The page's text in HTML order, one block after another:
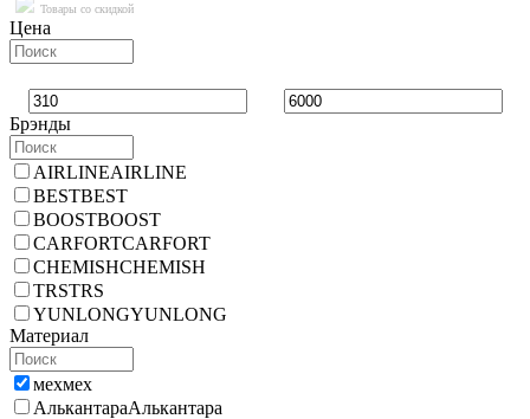
Товары со скидкой
Цена
Брэнды
AIRLINEAIRLINE
BESTBEST
BOOSTBOOST
CARFORTCARFORT
CHEMISHCHEMISH
TRSTRS
YUNLONGYUNLONG
Материал
мехмех
АлькантараАлькантара